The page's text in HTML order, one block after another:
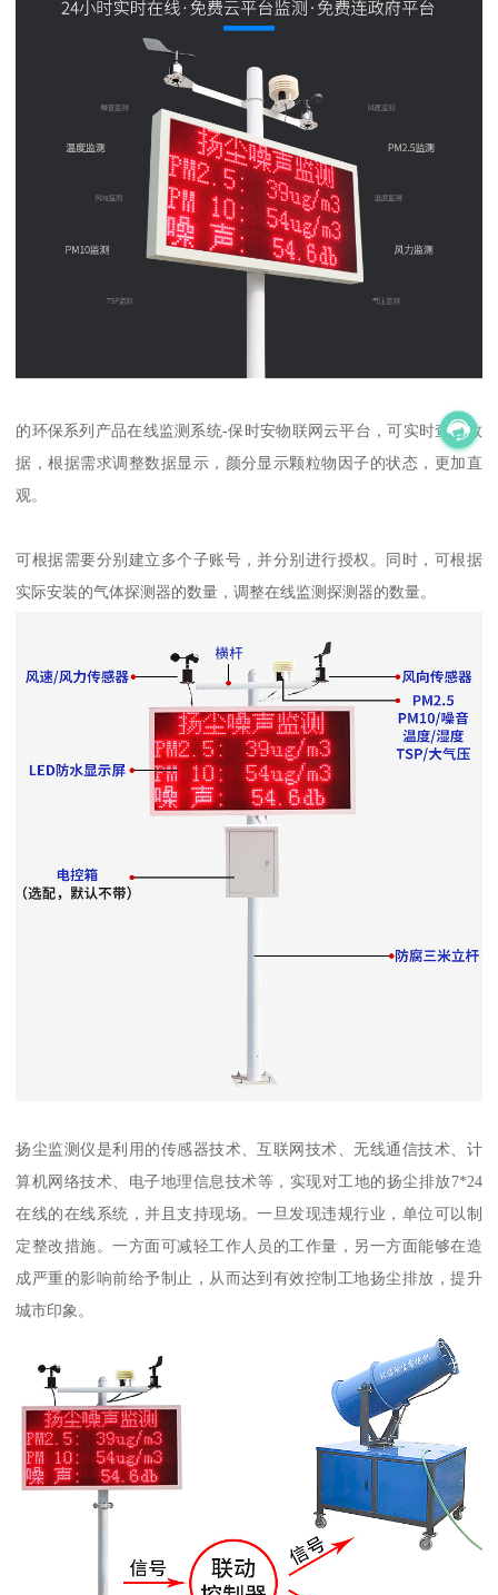
的环保系列产品在线监测系统-保时安物联网云平台，可实时查看数
据，根据需求调整数据显示，颜分显示颗粒物因子的状态，更加直
观。
可根据需要分别建立多个子账号，并分别进行授权。同时，可根据
实际安装的气体探测器的数量，调整在线监测探测器的数量。
扬尘监测仪是利用的传感器技术、互联网技术、无线通信技术、计
算机网络技术、电子地理信息技术等，实现对工地的扬尘排放7*24
在线的在线系统，并且支持现场。一旦发现违规行业，单位可以制
定整改措施。一方面可减轻工作人员的工作量，另一方面能够在造
成严重的影响前给予制止，从而达到有效控制工地扬尘排放，提升
城市印象。